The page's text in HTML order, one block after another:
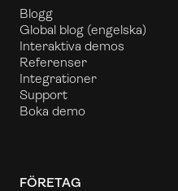
Blogg
Global blog (engelska)
Interaktiva demos
Referenser
Integrationer
Support
Boka demo
FÖRETAG